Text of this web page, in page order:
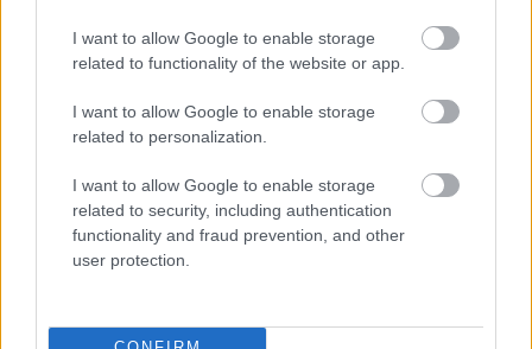
I want to allow Google to enable storage
related to functionality of the website or app.
I want to allow Google to enable storage
related to personalization.
I want to allow Google to enable storage
related to security, including authentication
functionality and fraud prevention, and other
user protection.